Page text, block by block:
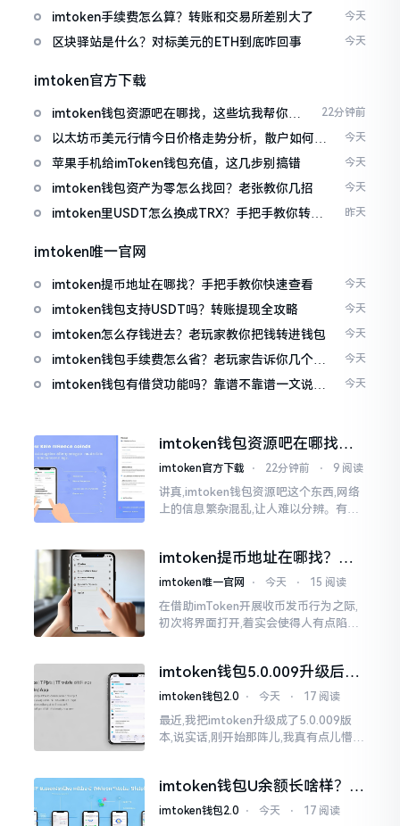
imtoken手续费怎么算？转账和交易所差别大了 今天
区块驿站是什么？对标美元的ETH到底咋回事 今天
imtoken官方下载
imtoken钱包资源吧在哪找，这些坑我帮你趟
过
22分钟前
以太坊币美元行情今日价格走势分析，散户如何避
免追涨杀跌被套牢
今天
苹果手机给imToken钱包充值，这几步别搞错 今天
imtoken钱包资产为零怎么找回？老张教你几招 今天
imtoken里USDT怎么换成TRX？手把手教你转成
昨天
imtoken唯一官网
imtoken提币地址在哪找？手把手教你快速查看 今天
imtoken钱包支持USDT吗？转账提现全攻略 今天
imtoken怎么存钱进去？老玩家教你把钱转进钱包 今天
imtoken钱包手续费怎么省？老玩家告诉你几个实
在招
今天
imtoken钱包有借贷功能吗？靠谱不靠谱一文说清
今天
imtoken钱包资源吧在哪找，
这些坑我帮你趟过
imtoken官方下载 ⋅ 22分钟前 ⋅ 9 阅读
讲真,imtoken钱包资源吧这个东西,网络
上的信息繁杂混乱,让人难以分辨。有的
imtoken提币地址在哪找？手
把手教你快速查看
imtoken唯一官网 ⋅ 今天 ⋅ 15 阅读
在借助imToken开展收币发币行为之际,
初次将界面打开,着实会使得人有点陷入
imtoken钱包5.0.009升级后咋
用？老用户实测分享
imtoken钱包2.0 ⋅ 今天 ⋅ 17 阅读
最近,我把imtoken升级成了5.0.009版
本,说实话,刚开始那阵儿,我真有点儿懵,
imtoken钱包U余额长啥样？截
图这样看
imtoken钱包2.0 ⋅ 今天 ⋅ 17 阅读